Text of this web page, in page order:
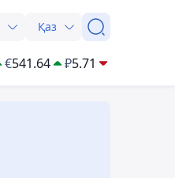
Қаз
€541.64 ₽5.71